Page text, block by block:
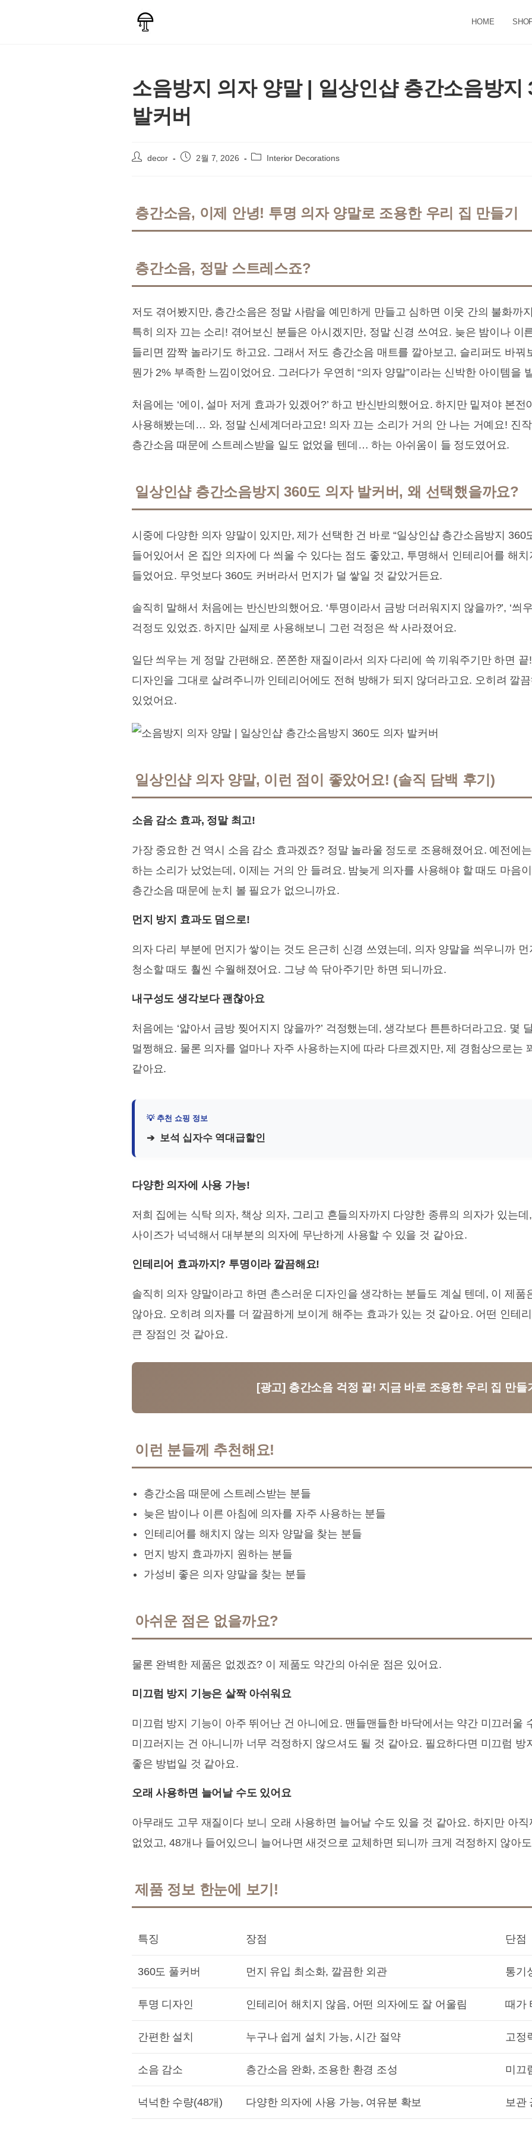
HOME
소음방지 의자 양말 | 일상인샵 층간소음방지
발커버
Postdecor
Post 2월 7, 2026
Post Interior Decorations
층간소음, 이제 안녕! 투명 의자 양말로 조용한 우리 집 만들기
층간소음, 정말 스트레스죠?
저도 겪어봤지만, 층간소음은 정말 사람을 예민하게 만들고 심하면 이웃 간의 불화까
특히 의자 끄는 소리! 겪어보신 분들은 아시겠지만, 정말 신경 쓰여요. 늦은 밤이나 이
들리면 깜짝 놀라기도 하고요. 그래서 저도 층간소음 매트를 깔아보고, 슬리퍼도 바꿔
뭔가 2% 부족한 느낌이었어요. 그러다가 우연히 “의자 양말”이라는 신박한 아이템을
처음에는 ‘에이, 설마 저게 효과가 있겠어?’ 하고 반신반의했어요. 하지만 밑져야 본전
사용해봤는데… 와, 정말 신세계더라고요! 의자 끄는 소리가 거의 안 나는 거예요! 진
층간소음 때문에 스트레스받을 일도 없었을 텐데… 하는 아쉬움이 들 정도였어요.
일상인샵 층간소음방지 360도 의자 발커버, 왜 선택했을까요?
시중에 다양한 의자 양말이 있지만, 제가 선택한 건 바로 “일상인샵 층간소음방지 360
들어있어서 온 집안 의자에 다 씌울 수 있다는 점도 좋았고, 투명해서 인테리어를 해
들었어요. 무엇보다 360도 커버라서 먼지가 덜 쌓일 것 같았거든요.
솔직히 말해서 처음에는 반신반의했어요. ‘투명이라서 금방 더러워지지 않을까?’, ‘씌
걱정도 있었죠. 하지만 실제로 사용해보니 그런 걱정은 싹 사라졌어요.
일단 씌우는 게 정말 간편해요. 쫀쫀한 재질이라서 의자 다리에 쓱 끼워주기만 하면
디자인을 그대로 살려주니까 인테리어에도 전혀 방해가 되지 않더라고요. 오히려 깔
있었어요.
일상인샵 의자 양말, 이런 점이 좋았어요! (솔직 담백 후기)
소음 감소 효과, 정말 최고!
가장 중요한 건 역시 소음 감소 효과겠죠? 정말 놀라울 정도로 조용해졌어요. 예전에
하는 소리가 났었는데, 이제는 거의 안 들려요. 밤늦게 의자를 사용해야 할 때도 마음
층간소음 때문에 눈치 볼 필요가 없으니까요.
먼지 방지 효과도 덤으로!
의자 다리 부분에 먼지가 쌓이는 것도 은근히 신경 쓰였는데, 의자 양말을 씌우니까
청소할 때도 훨씬 수월해졌어요. 그냥 쓱 닦아주기만 하면 되니까요.
내구성도 생각보다 괜찮아요
처음에는 ‘얇아서 금방 찢어지지 않을까?’ 걱정했는데, 생각보다 튼튼하더라고요. 몇
멀쩡해요. 물론 의자를 얼마나 자주 사용하는지에 따라 다르겠지만, 제 경험상으로는
같아요.
보석 십자수 역대급할인
다양한 의자에 사용 가능!
저희 집에는 식탁 의자, 책상 의자, 그리고 흔들의자까지 다양한 종류의 의자가 있는
사이즈가 넉넉해서 대부분의 의자에 무난하게 사용할 수 있을 것 같아요.
인테리어 효과까지? 투명이라 깔끔해요!
솔직히 의자 양말이라고 하면 촌스러운 디자인을 생각하는 분들도 계실 텐데, 이 제품
않아요. 오히려 의자를 더 깔끔하게 보이게 해주는 효과가 있는 것 같아요. 어떤 인테
큰 장점인 것 같아요.
[광고] 층간소음 걱정 끝! 지금 바로 조용한 우리 집 만들
이런 분들께 추천해요!
층간소음 때문에 스트레스받는 분들
늦은 밤이나 이른 아침에 의자를 자주 사용하는 분들
인테리어를 해치지 않는 의자 양말을 찾는 분들
먼지 방지 효과까지 원하는 분들
가성비 좋은 의자 양말을 찾는 분들
아쉬운 점은 없을까요?
물론 완벽한 제품은 없겠죠? 이 제품도 약간의 아쉬운 점은 있어요.
미끄럼 방지 기능은 살짝 아쉬워요
미끄럼 방지 기능이 아주 뛰어난 건 아니에요. 맨들맨들한 바닥에서는 약간 미끄러울
미끄러지는 건 아니니까 너무 걱정하지 않으셔도 될 것 같아요. 필요하다면 미끄럼 방
좋은 방법일 것 같아요.
오래 사용하면 늘어날 수도 있어요
아무래도 고무 재질이다 보니 오래 사용하면 늘어날 수도 있을 것 같아요. 하지만 아
없었고, 48개나 들어있으니 늘어나면 새것으로 교체하면 되니까 크게 걱정하지 않아
제품 정보 한눈에 보기!
특징 장점 단점
360도 풀커버 먼지 유입 최소화, 깔끔한 외관 통기
투명 디자인 인테리어 해치지 않음, 어떤 의자에도 잘 어울림 때가
간편한 설치 누구나 쉽게 설치 가능, 시간 절약 고정
소음 감소 층간소음 완화, 조용한 환경 조성 미끄
넉넉한 수량(48개) 다양한 의자에 사용 가능, 여유분 확보 보관